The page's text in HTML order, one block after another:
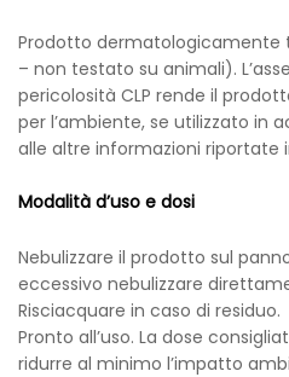
Prodotto
– non testato su animali).
pericolosità CLP rende il
per l’ambiente, se utilizzato in
alle altre informazioni riportate
Modalità d’uso e dosi
Nebulizzare il prodotto sul
eccessivo nebulizzare
Risciacquare in caso di residuo.
Pronto all’uso. La dose
ridurre al minimo l’impatto